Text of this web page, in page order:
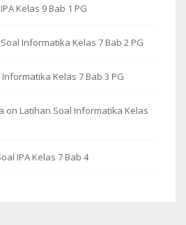
Kelas 9 Bab 1 PG
Informatika Kelas 7 Bab 2 PG
Kelas 7 Bab 3 PG
on Latihan Soal Informatika Kelas
IPA Kelas 7 Bab 4